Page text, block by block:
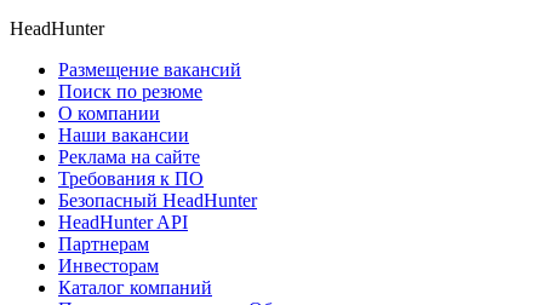
HeadHunter
Размещение вакансий
Поиск по резюме
О компании
Наши вакансии
Реклама на сайте
Требования к ПО
Безопасный HeadHunter
HeadHunter API
Партнерам
Инвесторам
Каталог компаний